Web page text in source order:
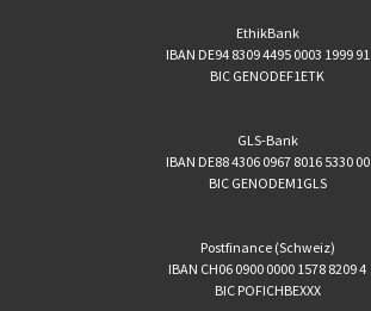
EthikBank
IBAN DE94 8309 4495 0003 1999 91
BIC GENODEF1ETK
GLS-Bank
IBAN DE88 4306 0967 8016 5330 00
BIC GENODEM1GLS
Postfinance (Schweiz)
IBAN CH06 0900 0000 1578 8209 4
BIC POFICHBEXXX